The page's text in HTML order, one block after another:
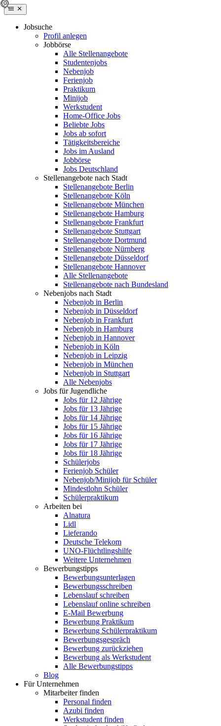
Jobsuche
Profil anlegen
Jobbörse
Alle Stellenangebote
Studentenjobs
Nebenjob
Ferienjob
Praktikum
Minijob
Werkstudent
Home-Office Jobs
Beliebte Jobs
Jobs ab sofort
Tätigkeitsbereiche
Jobs im Ausland
Jobbörse
Jobs Deutschland
Stellenangebote nach Stadt
Stellenangebote Berlin
Stellenangebote Köln
Stellenangebote München
Stellenangebote Hamburg
Stellenangebote Frankfurt
Stellenangebote Stuttgart
Stellenangebote Dortmund
Stellenangebote Nürnberg
Stellenangebote Düsseldorf
Stellenangebote Hannover
Alle Stellenangebote
Stellenangebote nach Bundesland
Nebenjobs nach Stadt
Nebenjob in Berlin
Nebenjob in Düsseldorf
Nebenjob in Frankfurt
Nebenjob in Hamburg
Nebenjob in Hannover
Nebenjob in Köln
Nebenjob in Leipzig
Nebenjob in München
Nebenjob in Stuttgart
Alle Nebenjobs
Jobs für Jugendliche
Jobs für 12 Jährige
Jobs für 13 Jährige
Jobs für 14 Jährige
Jobs für 15 Jährige
Jobs für 16 Jährige
Jobs für 17 Jährige
Jobs für 18 Jährige
Schülerjobs
Ferienjob Schüler
Nebenjob/Minijob für Schüler
Mindestlohn Schüler
Schülerpraktikum
Arbeiten bei
Alnatura
Lidl
Lieferando
Deutsche Telekom
UNO-Flüchtlingshilfe
Weitere Unternehmen
Bewerbungstipps
Bewerbungsunterlagen
Bewerbungsschreiben
Lebenslauf schreiben
Lebenslauf online schreiben
E-Mail Bewerbung
Bewerbung Praktikum
Bewerbung Schülerpraktikum
Bewerbungsgespräch
Bewerbung zurückziehen
Bewerbung als Werkstudent
Alle Bewerbungstipps
Blog
Für Unternehmen
Mitarbeiter finden
Personal finden
Azubi finden
Werkstudent finden